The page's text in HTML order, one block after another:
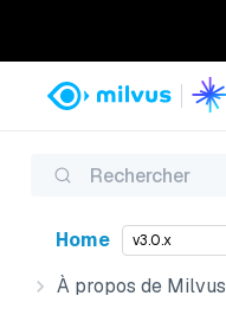
Rechercher
Home v3.0.x
À propos de Milvus